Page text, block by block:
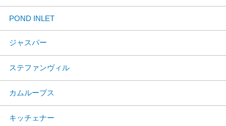
POND INLET
ジャスパー
ステファンヴィル
カムループス
キッチェナー